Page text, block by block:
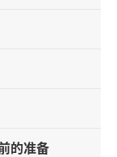
的准备